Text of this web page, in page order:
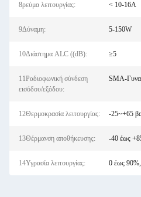
8ρεύμα λειτουργίας: < 10-16A
9Δύναμη: 5-150W
10Διάστημα ALC ((dB): ≥5
11Ραδιοφωνική σύνδεση
εισόδου/εξόδου:
SMA-
12Θερμοκρασία λειτουργίας: -25~+65
13Θέρμανση αποθήκευσης: -40 έως
14Υγρασία λειτουργίας: 0 έως 90%,